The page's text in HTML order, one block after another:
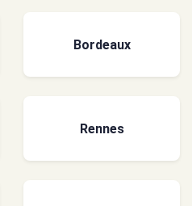
Bordeaux
Rennes